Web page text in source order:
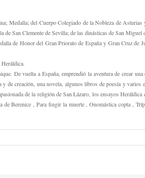
Medalla; del Cuerpo Colegiado de la Nobleza de Asturias
San Clemente de Sevilla; de las dinásticas de San
de Honor del Gran Priorato de España y Gran Cruz de
De vuelta a España, emprendió la aventura de crear
de creación, una novela, algunos libros de poesía y varios
de la religión de San Lázaro, los ensayos Heráldica
Berenice , Para fingir la muerte , Onomástica copta ,